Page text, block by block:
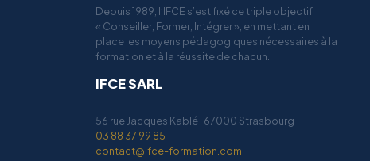
Depuis 1989, l’IFCE s’est fixé ce triple objectif
« Conseiller, Former, Intégrer », en mettant en
place les moyens pédagogiques nécessaires à la
formation et à la réussite de chacun.
IFCE SARL
56 rue Jacques Kablé · 67000 Strasbourg
03 88 37 99 85
contact@ifce-formation.com